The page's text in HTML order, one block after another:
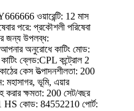
ওয়ারেন্টি: 12 মাস
পরে: প্রকৌশলী পরিষেবা
জন্য উপলব্ধ:
অনুরোধে কাটিং মোড:
ব্লেড:CPL কন্ট্রোল 2
কেস উত্পাদনশীলতা: 200
মহাসাগর, ভূমি, এয়ার
করার ক্ষমতা: 200 সেট/বছর
HS কোড: 84552210 পোর্ট: